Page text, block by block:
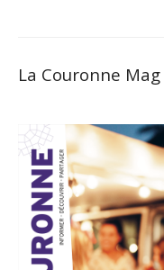
La Couronne